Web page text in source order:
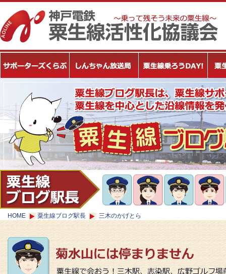
HOME 粟生線ブログ駅長 三木のかげとら